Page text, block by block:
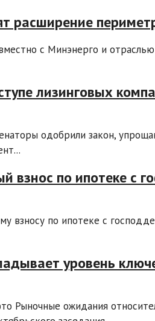
расширение
с Минэнерго и
лизинговых
одобрили закон,
взнос по ипотеке с
взносу по ипотеке с
уровень
Рыночные ожидания